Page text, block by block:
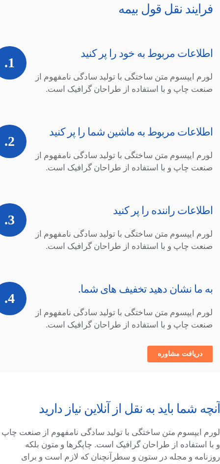
فرایند نقل قول بیمه
1.
اطلاعات مربوط به خود را پر کنید
لورم ایپسوم متن ساختگی با تولید سادگی نامفهوم از
صنعت چاپ و با استفاده از طراحان گرافیک است.
2.
اطلاعات مربوط به ماشین شما را پر کنید
لورم ایپسوم متن ساختگی با تولید سادگی نامفهوم از
صنعت چاپ و با استفاده از طراحان گرافیک است.
3.
اطلاعات راننده را پر کنید
لورم ایپسوم متن ساختگی با تولید سادگی نامفهوم از
صنعت چاپ و با استفاده از طراحان گرافیک است.
4.
به ما نشان دهید تخفیف های شما.
لورم ایپسوم متن ساختگی با تولید سادگی نامفهوم از
صنعت چاپ و با استفاده از طراحان گرافیک است.
دریافت مشاوره
آنچه شما باید به نقل از آنلاین نیاز دارید
لورم ایپسوم متن ساختگی با تولید سادگی نامفهوم از صنعت چاپ
و با استفاده از طراحان گرافیک است. چاپگرها و متون بلکه
روزنامه و مجله در ستون و سطرآنچنان که لازم است و برای